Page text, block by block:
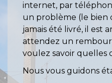
internet, par
un problème (le bien
jamais été livré, il est
attendez un
voulez savoir quelles
Nous vous guidons